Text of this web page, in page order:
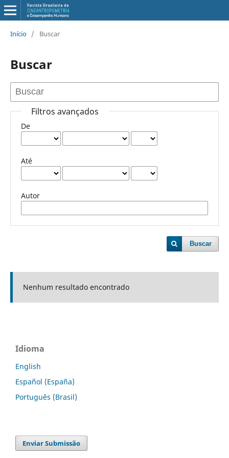
Início / Buscar
Buscar
Filtros avançados
De
Até
Autor
Buscar
Nenhum resultado encontrado
Idioma
English
Español (España)
Português (Brasil)
Enviar Submissão